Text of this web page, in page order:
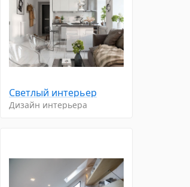
Светлый интерьер
Дизайн интерьера